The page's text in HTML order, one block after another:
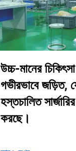
উচ্চ-মানের
গভীরভাবে জড়িত,
হস্তচালিত
করছে।